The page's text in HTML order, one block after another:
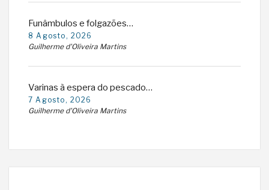
Funâmbulos e folgazões…
8 Agosto, 2026
Guilherme d'Oliveira Martins
Varinas à espera do pescado…
7 Agosto, 2026
Guilherme d'Oliveira Martins